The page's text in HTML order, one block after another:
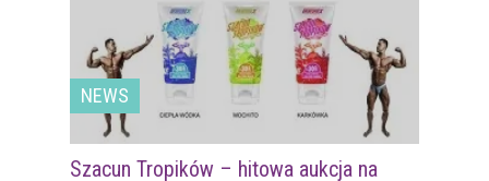
NEWS
Szacun Tropików – hitowa aukcja na